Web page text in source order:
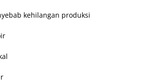
kehilangan produksi